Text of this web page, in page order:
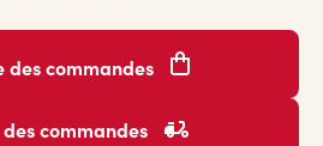
des commandes
commandes